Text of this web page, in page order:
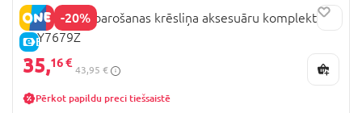
-20%
E-CENA
LULLABABY barošanas krēsliņa aksesuāru komplekts,
LBY7679Z
35,16 €
43,95 €
Pērkot papildu preci tiešsaistē